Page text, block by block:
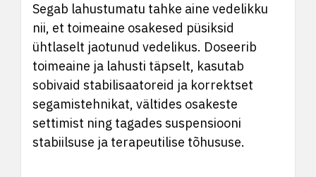
Segab lahustumatu tahke aine vedelikku
nii, et toimeaine osakesed püsiksid
ühtlaselt jaotunud vedelikus. Doseerib
toimeaine ja lahusti täpselt, kasutab
sobivaid stabilisaatoreid ja korrektset
segamistehnikat, vältides osakeste
settimist ning tagades suspensiooni
stabiilsuse ja terapeutilise tõhususe.